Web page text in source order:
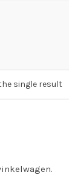
single result